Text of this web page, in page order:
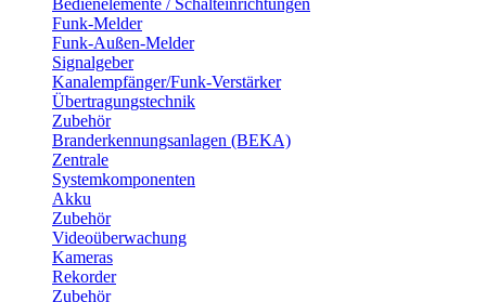
Funk-Melder
Funk-Außen-Melder
Signalgeber
Kanalempfänger/Funk-Verstärker
Übertragungstechnik
Zubehör
Branderkennungsanlagen (BEKA)
Zentrale
Systemkomponenten
Akku
Zubehör
Videoüberwachung
Kameras
Rekorder
Zubehör